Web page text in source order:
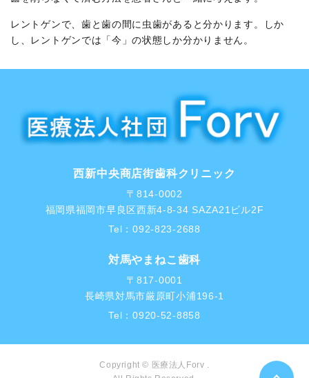
レントゲンで、歯と歯の間に虫歯があると分かります。しか
し、レントゲンでは「今」の状態しか分かりません。
西新中央商店街歯科クリニック
〒814-0002
福岡県福岡市早良区西新4-8-34 SAZA21ビル2F
Tel：092-823-2688
対馬やまねこ歯科
〒817-0001
長崎県対馬市厳原町小浦196-1
Tel：0920-52-8858
Copyright © 医療法人Forv .